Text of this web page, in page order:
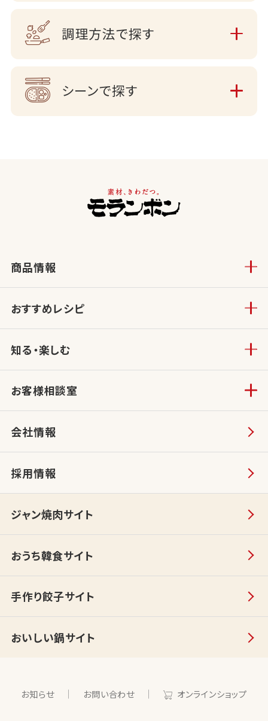
調理方法で探す
シーンで探す
商品情報
おすすめレシピ
知る・楽しむ
お客様相談室
会社情報
採用情報
ジャン焼肉サイト
おうち韓食サイト
手作り餃子サイト
おいしい鍋サイト
お知らせ お問い合わせ オンラインショップ